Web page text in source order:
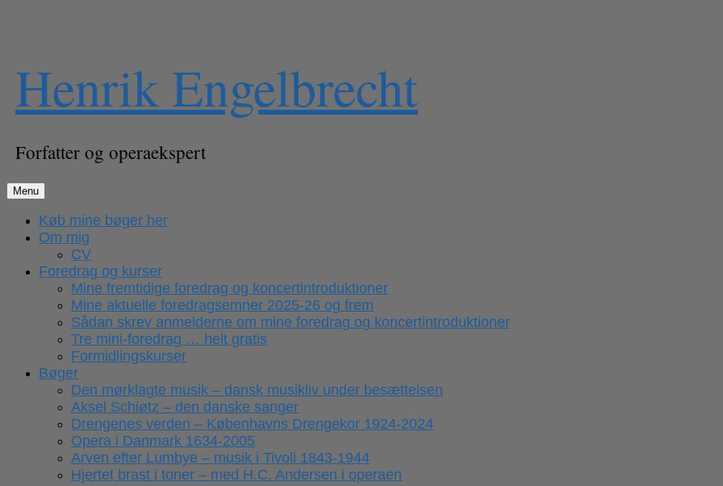
content
Henrik Engelbrecht
Forfatter og operaekspert
Menu
Køb mine bøger her
Om mig
CV
Foredrag og kurser
Mine fremtidige foredrag og koncertintroduktioner
Mine aktuelle foredragsemner 2025-26 og frem
Sådan skrev anmelderne om mine foredrag og koncertintroduktioner
Tre mini-foredrag … helt gratis
Formidlingskurser
Bøger
Den mørklagte musik – dansk musikliv under besættelsen
Aksel Schiøtz – den danske sanger
Drengenes verden – Københavns Drengekor 1924-2024
Opera i Danmark 1634-2005
Arven efter Lumbye – musik i Tivoli 1843-1944
Hjertet brast i toner – med H.C. Andersen i operaen